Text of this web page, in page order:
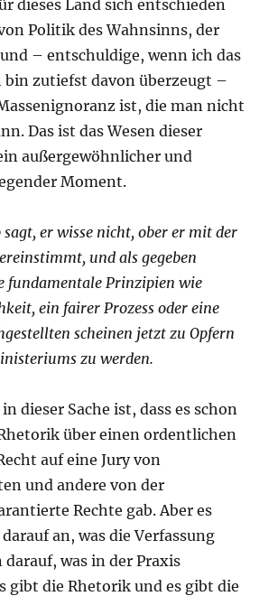
dieses Land sich entschieden
Politik des Wahnsinns, der
– entschuldige, wenn ich das
bin zutiefst davon überzeugt –
ist, die man nicht
Das ist das Wesen dieser
außergewöhnlicher und
Moment.
er wisse nicht, ober er mit der
und als gegeben
fundamentale Prinzipien wie
ein fairer Prozess oder eine
scheinen jetzt zu Opfern
zu werden.
dieser Sache ist, dass es schon
über einen ordentlichen
auf eine Jury von
und andere von der
Rechte gab. Aber es
an, was die Verfassung
darauf, was in der Praxis
gibt die Rhetorik und es gibt die